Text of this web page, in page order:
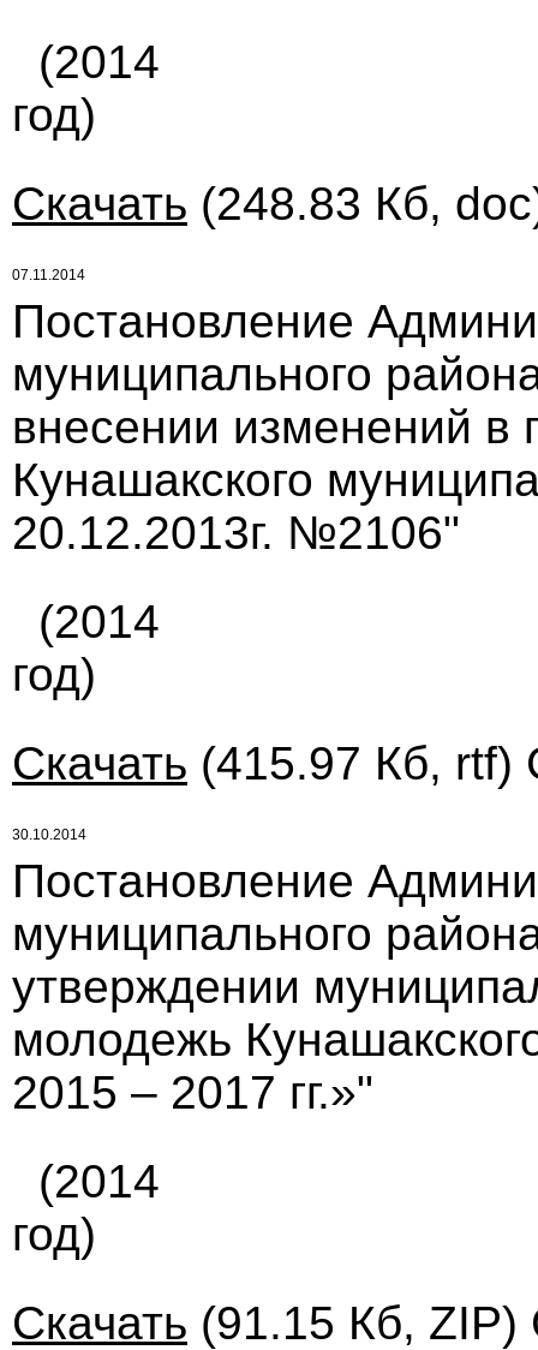
(2014
год)
Скачать (248.83 Кб,
07.11.2014
Постановление
муниципального
внесении изменений в
Кунашакского
20.12.2013г. №2106"
(2014
год)
Скачать (415.97 Кб, rtf)
30.10.2014
Постановление
муниципального
утверждении
молодежь
2015 – 2017 гг.»"
(2014
год)
Скачать (91.15 Кб, ZIP)